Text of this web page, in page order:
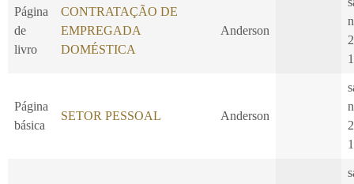
Página
de
livro
CONTRATAÇÃO DE
EMPREGADA
DOMÉSTICA
Anderson
Página
básica
SETOR PESSOAL Anderson